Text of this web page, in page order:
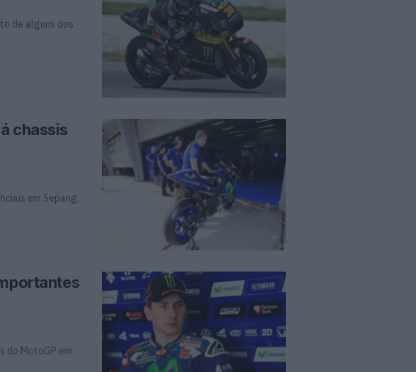
de alguns dos
chassis
em Sepang,
do MotoGP em